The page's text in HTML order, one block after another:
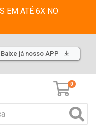
EM ATÉ 6X NO
Baixe já nosso APP
0